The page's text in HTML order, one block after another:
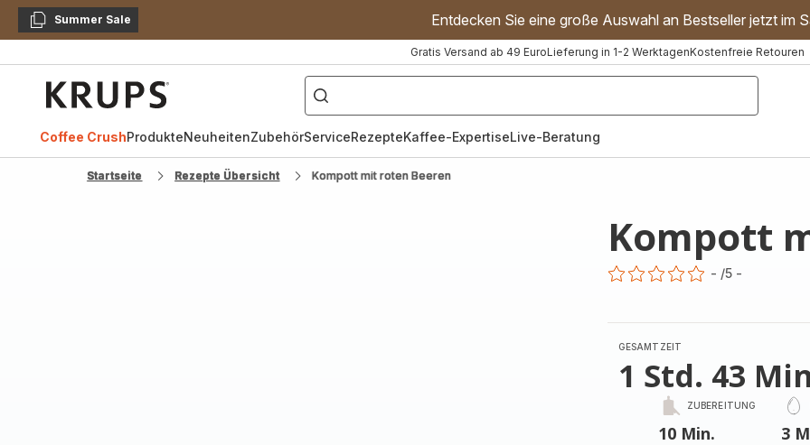
KopierenSummer Sale Entdecken Sie eine große Auswahl an Bestseller jetzt im
Gratis Versand ab 49 EuroLieferung in 1-2 WerktagenKostenfreie Retouren
["Kaffeevollautomat","Handmixer","Waffeleisen"]
Coffee CrushProdukteNeuheitenZubehörServiceRezepteKaffee-ExpertiseLive-Beratung
Startseite Rezepte Übersicht Kompott mit roten Beeren
Kompott
- /5 -
GESAMTZEIT
1 Std. 43
ZUBEREITUNG
10 Min. 3